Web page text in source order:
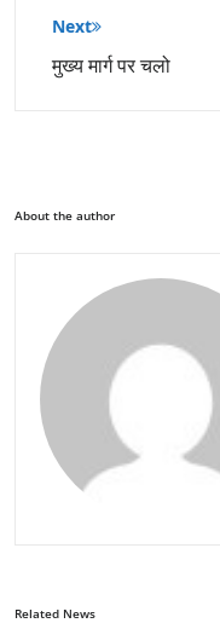
Next
मुख्य मार्ग पर चलो
About the author
Related News